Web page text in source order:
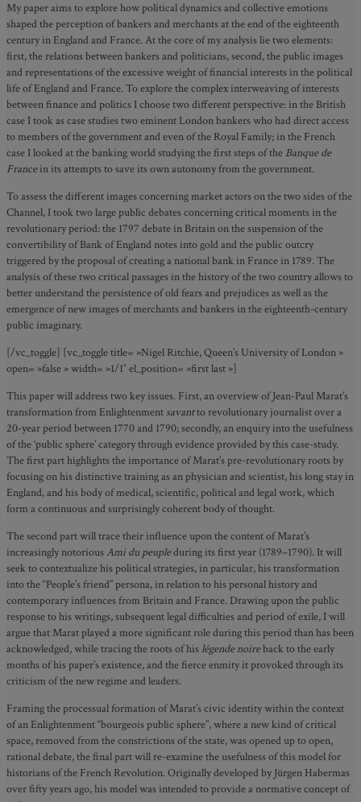
My paper aims to explore how political dynamics and collective emotions
shaped the perception of bankers and merchants at the end of the eighteenth
century in England and France. At the core of my analysis lie two elements:
first, the relations between bankers and politicians, second, the public images
and representations of the excessive weight of financial interests in the political
life of England and France. To explore the complex interweaving of interests
between finance and politics I choose two different perspective: in the British
case I took as case studies two eminent London bankers who had direct access
to members of the government and even of the Royal Family; in the French
case I looked at the banking world studying the first steps of the Banque de
Francein its attempts to save its own autonomy from the government.
To assess the different images concerning market actors on the two sides of the
Channel, I took two large public debates concerning critical moments in the
revolutionary period: the 1797 debate in Britain on the suspension of the
convertibility of Bank of England notes into gold and the public outcry
triggered by the proposal of creating a national bank in France in 1789. The
analysis of these two critical passages in the history of the two country allows to
better understand the persistence of old fears and prejudices as well as the
emergence of new images of merchants and bankers in the eighteenth-century
public imaginary.
[/vc_toggle] [vc_toggle title= »Nigel Ritchie, Queen’s University of London »
open= »false » width= »1/1″ el_position= »first last »]
This paper will address two key issues. First, an overview of Jean-Paul Marat’s
transformation from Enlightenment savantto revolutionary journalist over a
20-year period between 1770 and 1790; secondly, an enquiry into the usefulness
of the ‘public sphere’ category through evidence provided by this case-study.
The first part highlights the importance of Marat’s pre-revolutionary roots by
focusing on his distinctive training as an physician and scientist, his long stay in
England, and his body of medical, scientific, political and legal work, which
form a continuous and surprisingly coherent body of thought.
The second part will trace their influence upon the content of Marat’s
increasingly notoriousAmi du peupleduring its first year (1789–1790). It will
seek to contextualize his political strategies, in particular, his transformation
into the “People’s friend” persona, in relation to his personal history and
contemporary influences from Britain and France. Drawing upon the public
response to his writings, subsequent legal difficulties and period of exile, I will
argue that Marat played a more significant role during this period than has been
acknowledged, while tracing the roots of hislégende noireback to the early
months of his paper’s existence, and the fierce enmity it provoked through its
criticism of the new regime and leaders.
Framing the processual formation of Marat’s civic identity within the context
of an Enlightenment “bourgeois public sphere”, where a new kind of critical
space, removed from the constrictions of the state, was opened up to open,
rational debate, the final part will re-examine the usefulness of this model for
historians of the French Revolution. Originally developed by Jürgen Habermas
over fifty years ago, his model was intended to provide a normative concept of